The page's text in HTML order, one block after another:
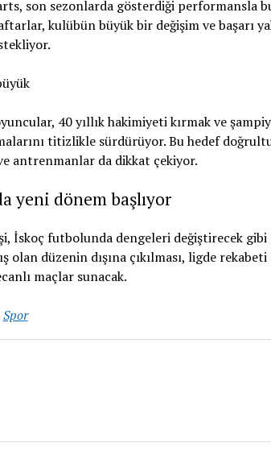
son sezonlarda gösterdiği performansla
kulübün büyük bir değişim ve başarı
40 yıllık hakimiyeti kırmak ve
titizlikle sürdürüyor. Bu hedef
antrenmanlar da dikkat çekiyor.
yeni dönem başlıyor
İskoç futbolunda dengeleri değiştirecek
olan düzenin dışına çıkılması, ligde
maçlar sunacak.
Spor